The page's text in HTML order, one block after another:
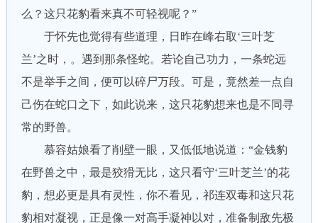
么？这只花豹看来真不可轻视呢？”
于怀先也觉得有些道理，日昨在峰右取‘三叶芝
兰’之时，。遇到那条怪蛇。若论自己功力，一条蛇远
不是举手之间，便可以碎尸万段。可是，竟然差一点自
己伤在蛇口之下，如此说来，这只花豹想来也是不同寻
常的野兽。
慕容姑娘看了削壁一眼，又低低地说道：“金钱豹
在野兽之中，最是狡猾无比，这只看守‘三叶芝兰’的花
豹，想必更是具有灵性，你不看见，祁连双毒和这只花
豹相对凝视，正是像一对高手凝神以对，准备制敌先极